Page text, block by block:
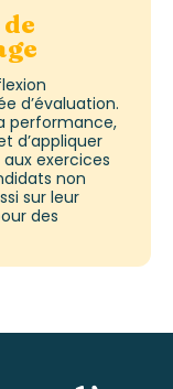
d’évaluation.
performance,
d’appliquer
exercices
non
sur leur
des